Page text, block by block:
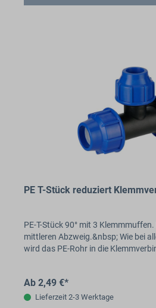
PE T-Stück reduziert
PE-T-Stück 90° mit 3
mittleren Abzweig.&nbsp; Wie bei
wird das PE-Rohr in die
Ab 2,49 €*
Lieferzeit 2-3 Werktage